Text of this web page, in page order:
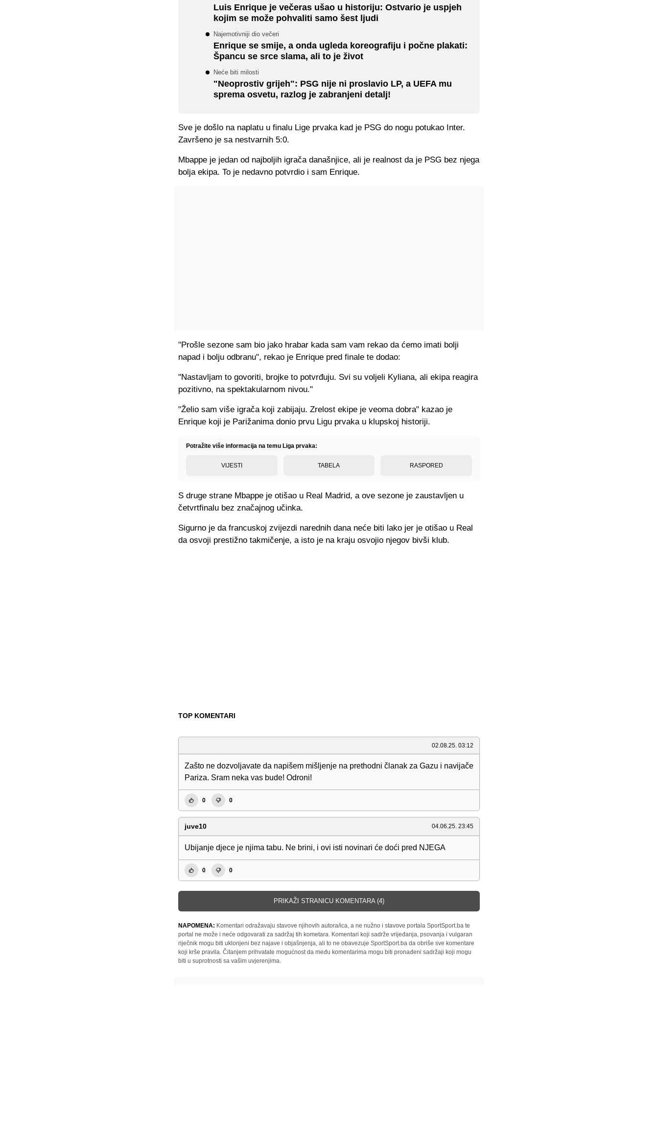
Luis Enrique je večeras ušao u historiju: Ostvario je uspjeh
kojim se može pohvaliti samo šest ljudi
Najemotivniji dio večeri
Enrique se smije, a onda ugleda koreografiju i počne plakati:
Špancu se srce slama, ali to je život
Neće biti milosti
"Neoprostiv grijeh": PSG nije ni proslavio LP, a UEFA mu
sprema osvetu, razlog je zabranjeni detalj!
Sve je došlo na naplatu u finalu Lige prvaka kad je PSG do nogu potukao Inter.
Završeno je sa nestvarnih 5:0.
Mbappe je jedan od najboljih igrača današnjice, ali je realnost da je PSG bez njega
bolja ekipa. To je nedavno potvrdio i sam Enrique.
"Prošle sezone sam bio jako hrabar kada sam vam rekao da ćemo imati bolji
napad i bolju odbranu", rekao je Enrique pred finale te dodao:
"Nastavljam to govoriti, brojke to potvrđuju. Svi su voljeli Kyliana, ali ekipa reagira
pozitivno, na spektakularnom nivou."
"Želio sam više igrača koji zabijaju. Zrelost ekipe je veoma dobra" kazao je
Enrique koji je Parižanima donio prvu Ligu prvaka u klupskoj historiji.
Potražite više informacija na temu Liga prvaka:
VIJESTI TABELA RASPORED
S druge strane Mbappe je otišao u Real Madrid, a ove sezone je zaustavljen u
četvrtfinalu bez značajnog učinka.
Sigurno je da francuskoj zvijezdi narednih dana neće biti lako jer je otišao u Real
da osvoji prestižno takmičenje, a isto je na kraju osvojio njegov bivši klub.
TOP KOMENTARI
02.08.25. 03:12
Zašto ne dozvoljavate da napišem mišljenje na prethodni članak za Gazu i navijače
Pariza. Sram neka vas bude! Odroni!
0 0
juve10 04.06.25. 23:45
Ubijanje djece je njima tabu. Ne brini, i ovi isti novinari će doći pred NJEGA
0 0
PRIKAŽI STRANICU KOMENTARA (4)
NAPOMENA: Komentari odražavaju stavove njihovih autora/ica, a ne nužno i stavove portala SportSport.ba te
portal ne može i neće odgovarati za sadržaj tih kometara. Komentari koji sadrže vrijeđanja, psovanja i vulgaran
riječnik mogu biti uklonjeni bez najave i objašnjenja, ali to ne obavezuje SportSport.ba da obriše sve komentare
koji krše pravila. Čitanjem prihvatate mogućnost da među komentarima mogu biti pronađeni sadržaji koji mogu
biti u suprotnosti sa vašim uvjerenjima.